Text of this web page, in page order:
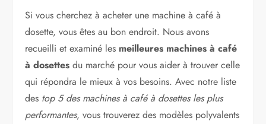
Si vous cherchez à acheter une machine à café à
dosette, vous êtes au bon endroit. Nous avons
recueilli et examiné les meilleures machines à café
à dosettes du marché pour vous aider à trouver celle
qui répondra le mieux à vos besoins. Avec notre liste
des top 5 des machines à café à dosettes les plus
performantes, vous trouverez des modèles polyvalents